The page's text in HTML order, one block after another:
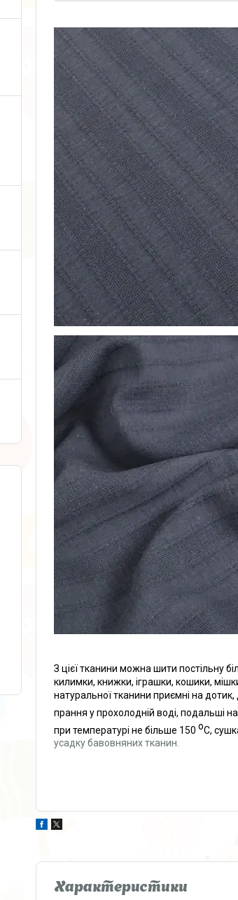
З цієї тканини можна шити постільну
килимки, книжки, іграшки, кошики,
натуральної тканини приємні на
прання у прохолодній воді, подальші
при температурі не більше 150 оС,
усадку бавовняних тканин.
Характеристики